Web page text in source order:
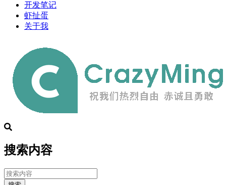
开发笔记
虾扯蛋
关于我
搜索内容